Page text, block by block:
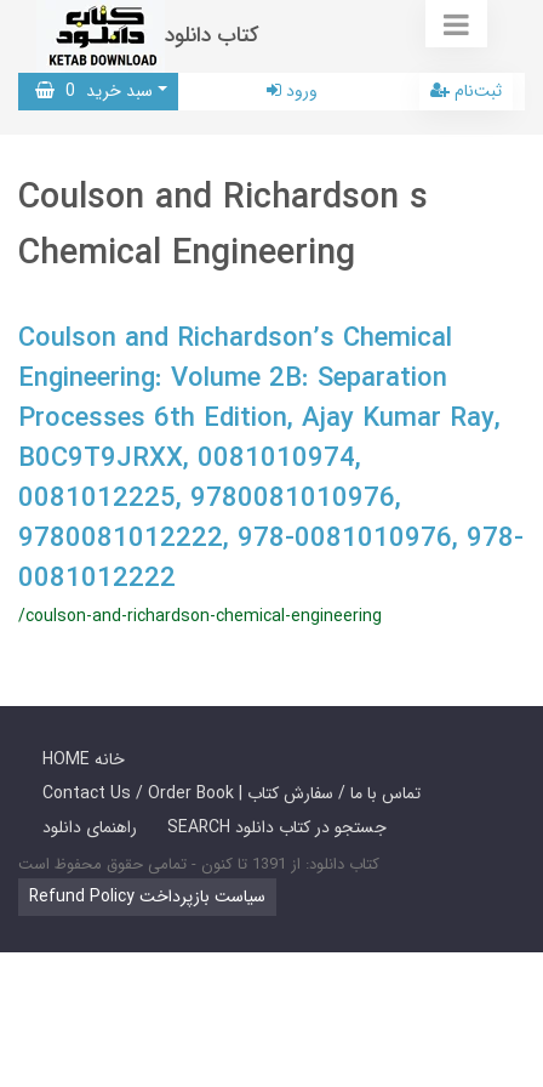
کتاب دانلود
سبد خرید 0 ورود ثبت‌نام
Coulson and Richardson s
Chemical Engineering
Coulson and Richardson’s Chemical
Engineering: Volume 2B: Separation
Processes 6th Edition, Ajay Kumar Ray,
B0C9T9JRXX, 0081010974,
0081012225, 9780081010976,
9780081012222, 978-0081010976, 978-
0081012222
/coulson-and-richardson-chemical-engineering
HOME خانه
Contact Us / Order Book | تماس با ما / سفارش کتاب
راهنمای دانلود
SEARCH جستجو در کتاب دانلود
کتاب دانلود: از 1391 تا کنون - تمامی حقوق محفوظ است
Refund Policy سیاست بازپرداخت